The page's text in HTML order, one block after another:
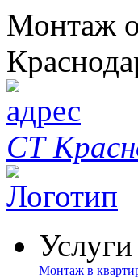
Монтаж
СТ
Услуги
Монтаж в